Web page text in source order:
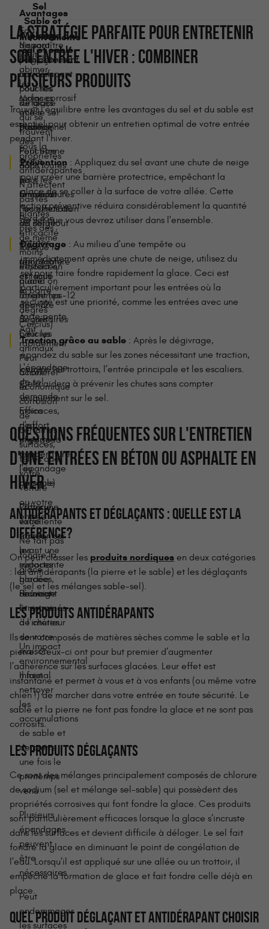
Sel
Sable et
pierre
Mélange de
sel et sable
Avantages
Fait
disparaître
complètement
les
couches
de glace
Possède
des
propriétés
antidérapantes
Empêche
l'accumulation
de neige
Très
abordable
et facile
à
épandre
Agit
rapidement
L'épandage
de sel
demande
moins
d'effort
physique
que
l'épandage
de sable
Protège
votre
entrée
avant une
importante
bordée
de neige
Ne sont
pas
corrosifs
pour les
surfaces
qui se
trouvent
sous la
glace
N'affectent
pas les
plantes
près des
entrées
Restent en
place
longtemps
Sécuritaires
pour les
animaux
Choix
économique
Efficaces,
peu
importe la
température
(ou
presque)
Offre une
excellente
traction sur
les
surfaces
glacées,
réduisant
le risque
de chutes
Un impact
environnemental
minimal
Déglaçant et
antidérapant
Moins corrosif
que le sel
traditionnel
Fonctionne
dans toutes
les
températures
(les effets du
sel sont tout
de même
moins
efficaces
quand on
atteint les -12
degrés
Celcius)
Inconvénients
Peut
abimer
les
surfaces
et les
plantes
Peut être
nocif
pour les
animaux
Perd son
efficacité
lorsque la
température
est sous
la barre
des -12
degrés
Celcius
Peut
accélérer
la
corrosion
de
certaines
surfaces,
telles que
votre
voiture
ou votre
entrée
Ne fait pas
fondre la
glace
Peuvent
être trainés
à l'intérieur
de votre
maison
Il faut
nettoyer
les
accumulations
de sable et
de pierre
une fois le
printemps
venu
Plusieurs
épandages
peuvent
être
nécessaires
Peut
endommager
les surfaces
LA STRATÉGIE PARFAITE POUR ENTRETENIR
SON ENTRÉE L'HIVER : COMBINER
PLUSIEURS PRODUITS
Trouver l'équilibre entre les avantages du sel et du sable est
essentiel pour obtenir un entretien optimal de votre entrée
pendant l'hiver.
Prévention : Appliquez du sel avant une chute de neige
pour créer une barrière protectrice, empêchant la
glace de se coller à la surface de votre allée. Cette
action préventive réduira considérablement la quantité
de sel que vous devrez utiliser dans l'ensemble.
Dégivrage : Au milieu d'une tempête ou
immédiatement après une chute de neige, utilisez du
sel pour faire fondre rapidement la glace. Ceci est
particulièrement important pour les entrées où la
sécurité est une priorité, comme les entrées avec une
forte pente.
Traction grâce au sable : Après le dégivrage,
épandez du sable sur les zones nécessitant une traction,
comme les trottoirs, l’entrée principale et les escaliers.
Cela aidera à prévenir les chutes sans compter
uniquement sur le sel.
QUESTIONS FRÉQUENTES SUR L'ENTRETIEN
D'UNE ENTRÉES EN BÉTON OU ASPHALTE EN
HIVER
ANTIDÉRAPANTS ET DÉGLAÇANTS : QUELLE EST LA
DIFFÉRENCE?
On peut classer les produits nordiques en deux catégories
: les antidérapants (la pierre et le sable) et les déglaçants
(le sel et les mélanges sable-sel).
LES PRODUITS ANTIDÉRAPANTS
Ils sont composés de matières sèches comme le sable et la
pierre. Ceux-ci ont pour but premier d’augmenter
l’adhérence sur les surfaces glacées. Leur effet est
instantané et permet à vous et à vos enfants (ou même votre
chien !) de marcher dans votre entrée en toute sécurité. Le
sable et la pierre ne font pas fondre la glace et ne sont pas
corrosifs.
LES PRODUITS DÉGLAÇANTS
Ce sont des mélanges principalement composés de chlorure
de sodium (sel et mélange sel-sable) qui possèdent des
propriétés corrosives qui font fondre la glace. Ces produits
sont particulièrement efficaces lorsque la glace s’incruste
dans les surfaces et devient difficile à déloger. Le sel fait
fondre la glace en diminuant le point de congélation de
l’eau. Lorsqu’il est appliqué sur une allée ou un trottoir, il
empêche la formation de glace et fait fondre celle déjà en
place.
QUEL PRODUIT DÉGLAÇANT ET ANTIDÉRAPANT CHOISIR